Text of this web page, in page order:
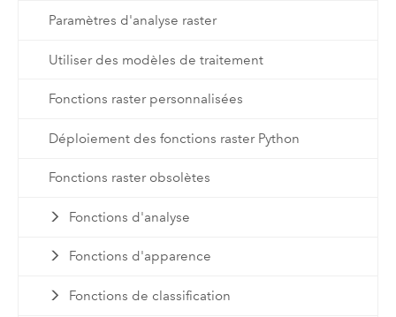
Paramètres d'analyse raster
Utiliser des modèles de traitement
Fonctions raster personnalisées
Déploiement des fonctions raster Python
Fonctions raster obsolètes
Fonctions d'analyse
Fonctions d'apparence
Fonctions de classification